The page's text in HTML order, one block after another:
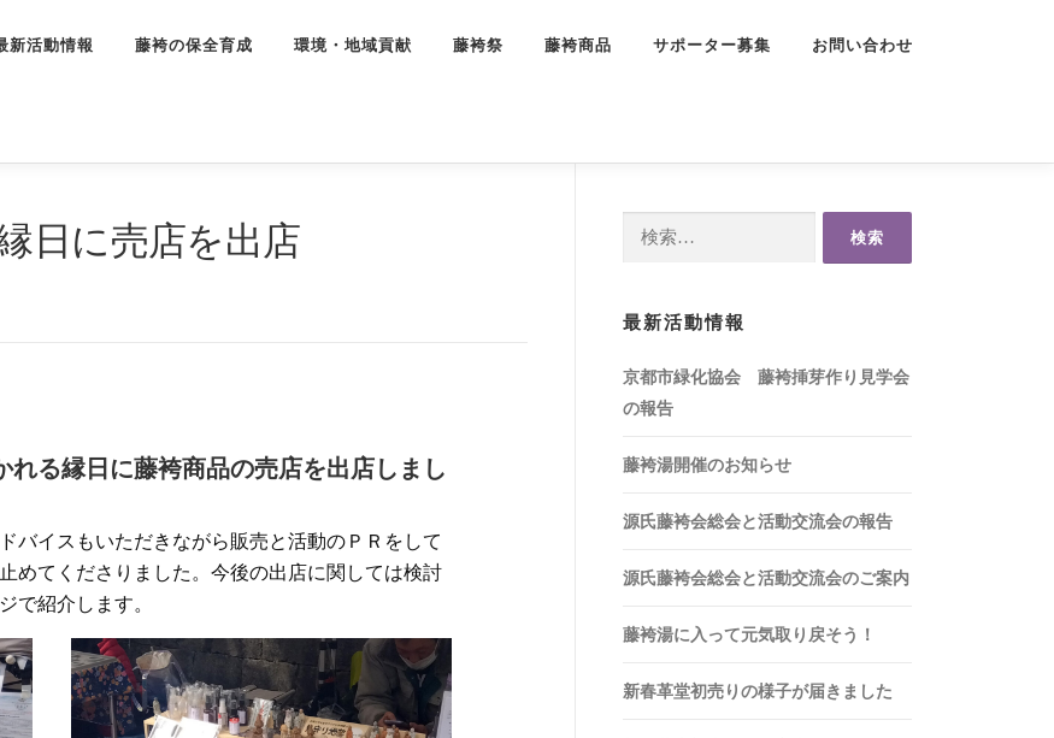
新活動情報 藤袴の保全育成 環境・地域貢献 藤袴祭 藤袴商品 サポーター募集 お問い合わせ
日に売店を出店
る縁日に藤袴商品の売店を出店しまし
バイスもいただきながら販売と活動のＰＲをして
めてくださりました。今後の出店に関しては検討
で紹介します。
最新活動情報
京都市緑化協会 藤袴挿芽作り見学会
の報告
藤袴湯開催のお知らせ
源氏藤袴会総会と活動交流会の報告
源氏藤袴会総会と活動交流会のご案内
藤袴湯に入って元気取り戻そう！
新春革堂初売りの様子が届きました